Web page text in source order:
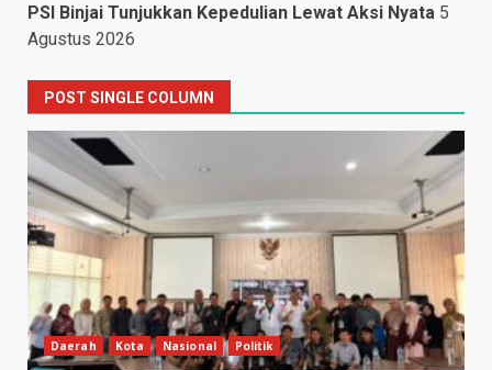
PSI Binjai Tunjukkan Kepedulian Lewat Aksi Nyata 5
Agustus 2026
POST SINGLE COLUMN
Daerah Kota Nasional Politik